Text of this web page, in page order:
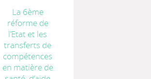
La 6ème
réforme de
l’Etat et les
transferts de
compétences
en matière de